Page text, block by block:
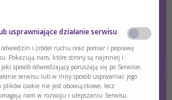
farmacji, pielęgniarstwa,
dietetyki?
Tak Nie
usprawniające działanie serwisu
i źródeł ruchu oraz pomiar i poprawę
Pokazują nam, które strony są najmniej i
sposób odwiedzający poruszają się po Serwisie.
serwisu lub w inny sposób usprawniać jego
plików cookie nie jest obowiązkowe, lecz
nam w rozwoju i ulepszaniu Serwisu.